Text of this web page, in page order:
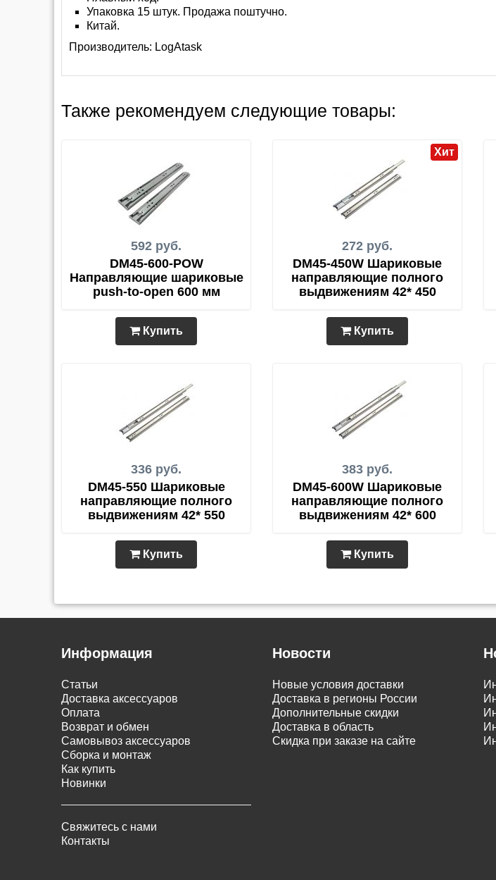
Упаковка 15 штук. Продажа поштучно.
Китай.
Производитель: LogAtask
Также рекомендуем следующие товары:
592 руб.
DM45-600-POW
Направляющие шариковые
push-to-open 600 мм
Купить
272 руб.
Хит
DM45-450W Шариковые
направляющие полного
выдвижениям 42* 450
Купить
336 руб.
DM45-550 Шариковые
направляющие полного
выдвижениям 42* 550
Купить
383 руб.
DM45-600W Шариковые
направляющие полного
выдвижениям 42* 600
Купить
Информация
Статьи
Доставка аксессуаров
Оплата
Возврат и обмен
Самовывоз аксессуаров
Сборка и монтаж
Как купить
Новинки
Свяжитесь с нами
Контакты
Новости
Новые условия доставки
Доставка в регионы России
Дополнительные скидки
Доставка в область
Скидка при заказе на сайте